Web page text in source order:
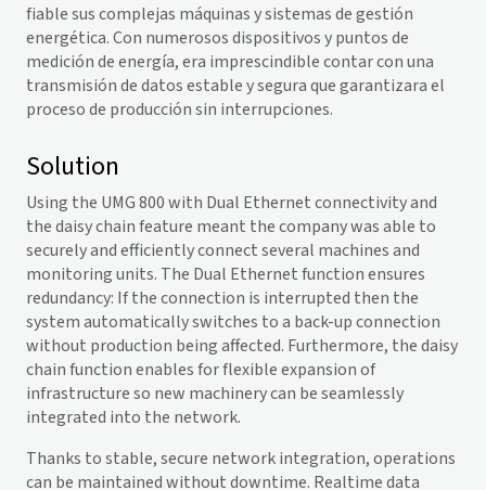
fiable sus complejas máquinas y sistemas de gestión
energética. Con numerosos dispositivos y puntos de
medición de energía, era imprescindible contar con una
transmisión de datos estable y segura que garantizara el
proceso de producción sin interrupciones.
Solution
Using the UMG 800 with Dual Ethernet connectivity and
the daisy chain feature meant the company was able to
securely and efficiently connect several machines and
monitoring units. The Dual Ethernet function ensures
redundancy: If the connection is interrupted then the
system automatically switches to a back-up connection
without production being affected. Furthermore, the daisy
chain function enables for flexible expansion of
infrastructure so new machinery can be seamlessly
integrated into the network.
Thanks to stable, secure network integration, operations
can be maintained without downtime. Realtime data